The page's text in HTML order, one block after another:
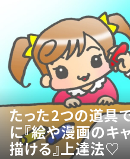
たった2つの道具
に『絵や漫画のキ
描ける』上達法♡